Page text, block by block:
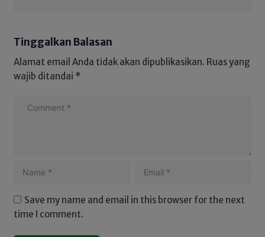
Tinggalkan Balasan
Alamat email Anda tidak akan dipublikasikan. Ruas yang
wajib ditandai *
Save my name and email in this browser for the next
time I comment.